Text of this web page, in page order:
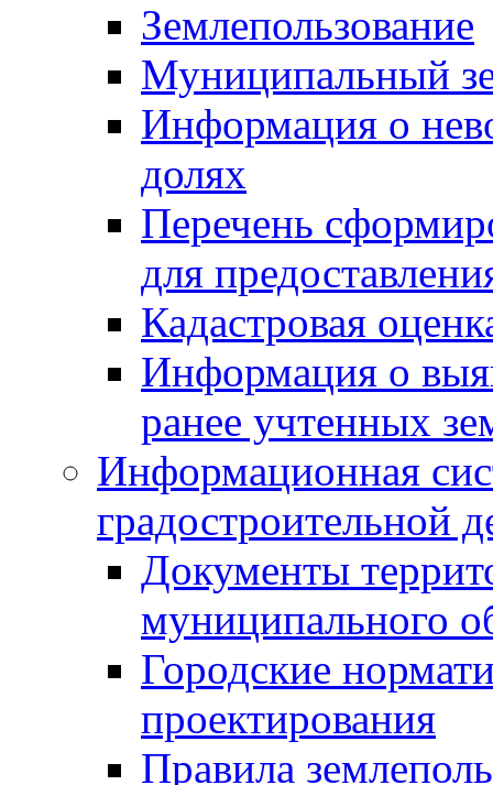
Землепользование
Муниципальный
Информация о
долях
Перечень
для
Кадастровая
Информация о
ранее учтенных
Информационная
градостроительной
Документы
муниципального
Городские
проектирования
Правила